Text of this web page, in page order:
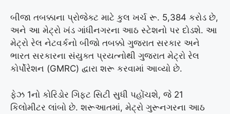
બીજા તબક્કાના પ્રોજેક્ટ માટે કુલ ખર્ચ રૂ. 5,384 કરોડ છે,
અને આ મેટ્રો ખંડ ગાંધીનગરના આઠ સ્ટેશનો પર દોડશે. આ
મેટ્રો રેલ નેટવર્કનો બીજો તબક્કો ગુજરાત સરકાર અને
ભારત સરકારના સંયુક્ત પ્રયત્નોથી ગુજરાત મેટ્રો રેલ
કોર્પોરેશન (GMRC) દ્વારા શરૂ કરવામાં આવ્યો છે.
ફેઝ 1નો કોરિડોર ગિફ્ટ સિટી સુધી પહોંચશે, જે 21
કિલોમીટર લાંબો છે. શરૂઆતમાં, મેટ્રો ગુરૂનગરના આઠ